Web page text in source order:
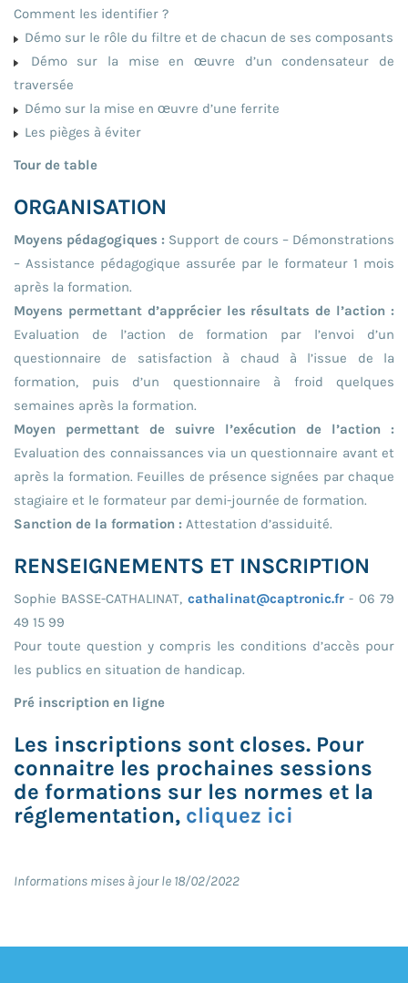
Comment les identifier ?
Démo sur le rôle du filtre et de chacun de ses composants
Démo sur la mise en œuvre d’un condensateur de
traversée
Démo sur la mise en œuvre d’une ferrite
Les pièges à éviter
Tour de table
ORGANISATION
Moyens pédagogiques : Support de cours – Démonstrations
– Assistance pédagogique assurée par le formateur 1 mois
après la formation.
Moyens permettant d’apprécier les résultats de l’action :
Evaluation de l’action de formation par l’envoi d’un
questionnaire de satisfaction à chaud à l’issue de la
formation, puis d’un questionnaire à froid quelques
semaines après la formation.
Moyen permettant de suivre l’exécution de l’action :
Evaluation des connaissances via un questionnaire avant et
après la formation. Feuilles de présence signées par chaque
stagiaire et le formateur par demi-journée de formation.
Sanction de la formation : Attestation d’assiduité.
RENSEIGNEMENTS ET INSCRIPTION
Sophie BASSE-CATHALINAT, cathalinat@captronic.fr- 06 79
49 15 99
Pour toute question y compris les conditions d’accès pour
les publics en situation de handicap.
Pré inscription en ligne
Les inscriptions sont closes. Pour
connaitre les prochaines sessions
de formations sur les normes et la
réglementation, cliquez ici
Informations mises à jour le 18/02/2022